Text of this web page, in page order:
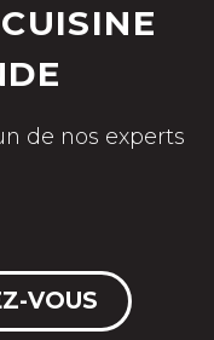
de nos experts
VOUS